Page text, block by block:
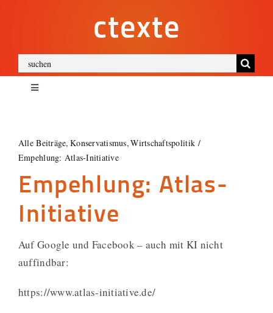
ctexte
Suche
nach:
Toggle
Impressum
Datenschutz
Cookies
Alle Beiträge Konservatismus Wirtschaftspolitik
Empehlung: Atlas-Initiative
Empehlung: Atlas-
Initiative
Auf Google und Facebook – auch mit KI nicht
auffindbar:
https://www.atlas-initiative.de/